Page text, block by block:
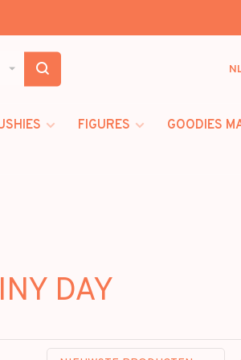
FIGURES
GOODIES
DAY